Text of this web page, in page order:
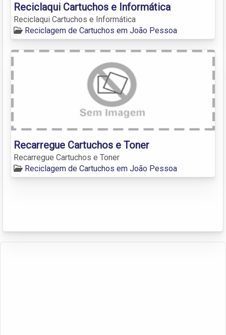
Reciclaqui Cartuchos e Informática
Reciclaqui Cartuchos e Informática
Reciclagem de Cartuchos em João Pessoa
Recarregue Cartuchos e Toner
Recarregue Cartuchos e Toner
Reciclagem de Cartuchos em João Pessoa